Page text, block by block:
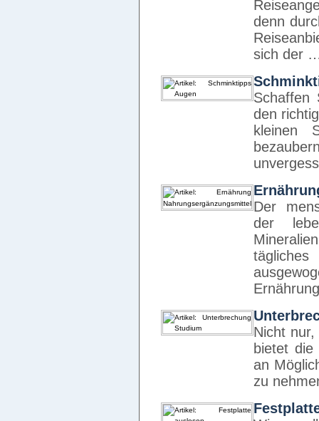
denn
sich der
Schaffen
den
kleinen
Der
der
Nicht
bietet die
an
zu